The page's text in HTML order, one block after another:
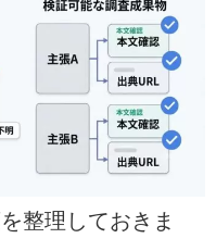
整理しておきま